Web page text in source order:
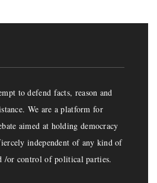
to defend facts, reason and
We are a platform for
aimed at holding democracy
independent of any kind of
/or control of political parties.